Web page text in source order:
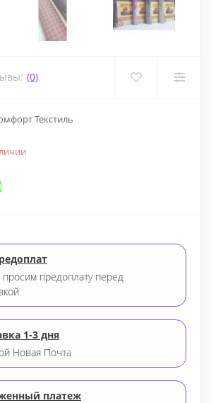
(0)
Текстиль
предоплату перед
1-3 дня
Новая Почта
платеж